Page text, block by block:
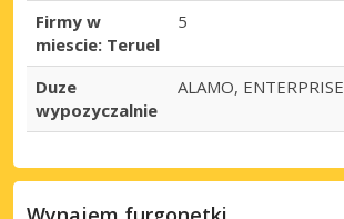
Firmy w
miescie: Teruel
5
Duze
wypozyczalnie
ALAMO, ENTERPRISE